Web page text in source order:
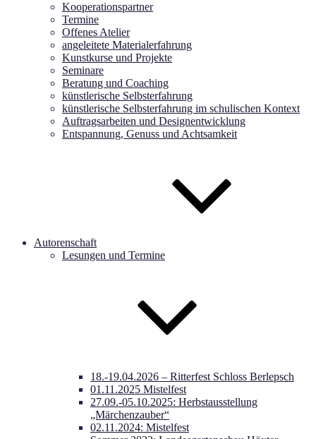
Kooperationspartner
Termine
Offenes Atelier
angeleitete Materialerfahrung
Kunstkurse und Projekte
Seminare
Beratung und Coaching
künstlerische Selbsterfahrung
künstlerische Selbsterfahrung im schulischen Kontext
Auftragsarbeiten und Designentwicklung
Entspannung, Genuss und Achtsamkeit
Autorenschaft
Lesungen und Termine
18.-19.04.2026 – Ritterfest Schloss Berlepsch
01.11.2025 Mistelfest
27.09.-05.10.2025: Herbstausstellung
„Märchenzauber“
02.11.2024: Mistelfest